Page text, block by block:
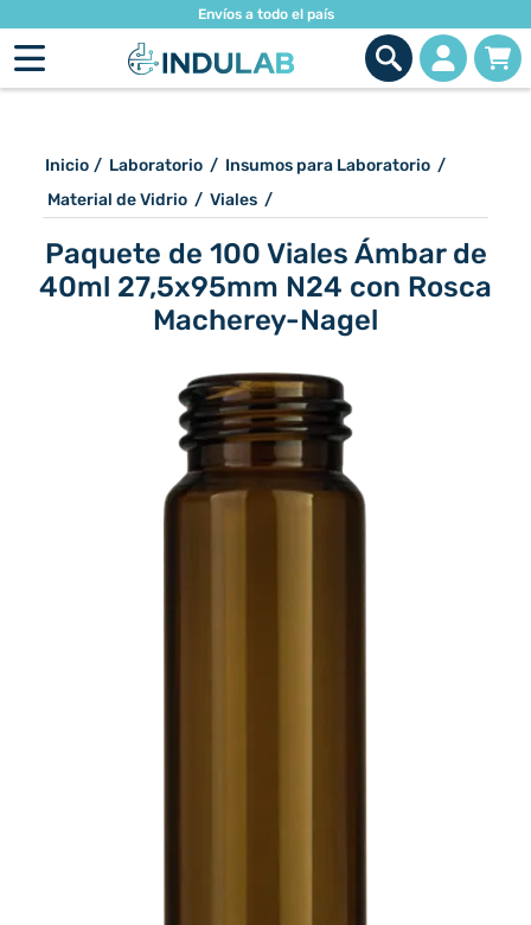
Envíos a todo el país
Inicio / Laboratorio / Insumos para Laboratorio /
Material de Vidrio / Viales /
Paquete de 100 Viales Ámbar de
40ml 27,5x95mm N24 con Rosca
Macherey-Nagel